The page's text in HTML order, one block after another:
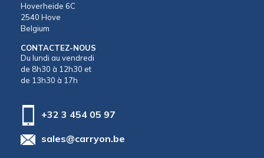
Hoverheide 6C
2540 Hove
Belgium
CONTACTEZ-NOUS
Du lundi au vendredi
de 8h30 à 12h30 et
de 13h30 à 17h
+32 3 454 05 97
sales@carryon.be